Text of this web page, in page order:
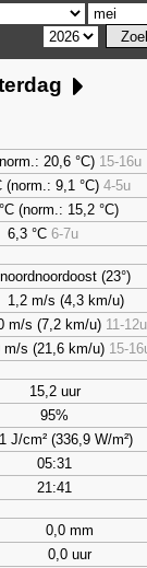
20,6 °C) 15-16u
(norm.: 9,1 °C) 4-5u
(norm.: 15,2 °C)
6,3°C 6-7u
noordnoordoost (23°)
1,2 m/s (4,3 km/u)
m/s (7,2 km/u) 11-12u
m/s (21,6 km/u) 15-
15,2 uur
95%
J/cm² (336,9 W/m²)
05:31
21:41
0,0 mm
0,0 uur